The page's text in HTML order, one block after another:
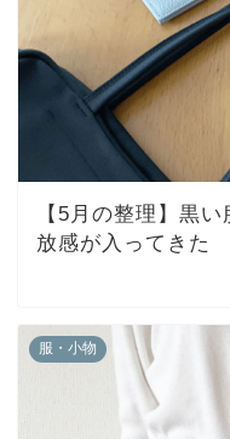
【5月の整理】黒
放感が入ってきた
服・小物